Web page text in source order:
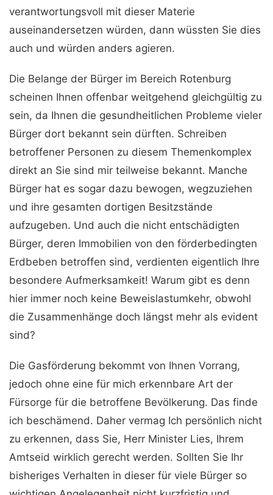
verantwortungsvoll mit dieser Materie
auseinandersetzen würden, dann wüssten Sie dies
auch und würden anders agieren.
Die Belange der Bürger im Bereich Rotenburg
scheinen Ihnen offenbar weitgehend gleichgültig zu
sein, da Ihnen die gesundheitlichen Probleme vieler
Bürger dort bekannt sein dürften. Schreiben
betroffener Personen zu diesem Themenkomplex
direkt an Sie sind mir teilweise bekannt. Manche
Bürger hat es sogar dazu bewogen, wegzuziehen
und ihre gesamten dortigen Besitzstände
aufzugeben. Und auch die nicht entschädigten
Bürger, deren Immobilien von den förderbedingten
Erdbeben betroffen sind, verdienten eigentlich Ihre
besondere Aufmerksamkeit! Warum gibt es denn
hier immer noch keine Beweislastumkehr, obwohl
die Zusammenhänge doch längst mehr als evident
sind?
Die Gasförderung bekommt von Ihnen Vorrang,
jedoch ohne eine für mich erkennbare Art der
Fürsorge für die betroffene Bevölkerung. Das finde
ich beschämend. Daher vermag Ich persönlich nicht
zu erkennen, dass Sie, Herr Minister Lies, Ihrem
Amtseid wirklich gerecht werden. Sollten Sie Ihr
bisheriges Verhalten in dieser für viele Bürger so